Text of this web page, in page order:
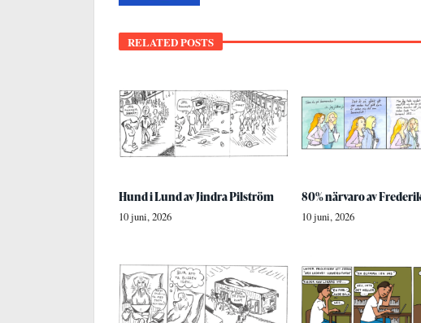
RELATED POSTS
Hund i Lund av Jindra Pilström
10 juni, 2026
80% närvaro av
10 juni, 2026